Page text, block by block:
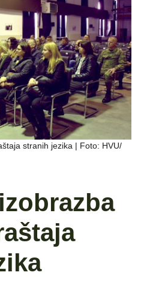
stranih jezika | Foto: HVU/